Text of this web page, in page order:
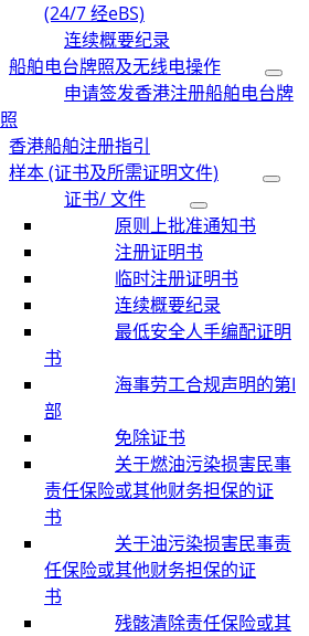
(24/7 经eBS)
连续概要纪录
船舶电台牌照及无线电操作
申请签发香港注册船舶电台牌
照
香港船舶注册指引
样本 (证书及所需证明文件)
证书/ 文件
原则上批准通知书
注册证明书
临时注册证明书
连续概要纪录
最低安全人手编配证明
书
海事劳工合规声明的第I
部
免除证书
关于燃油污染损害民事
责任保险或其他财务担保的证
书
关于油污染损害民事责
任保险或其他财务担保的证
书
残骸清除责任保险或其